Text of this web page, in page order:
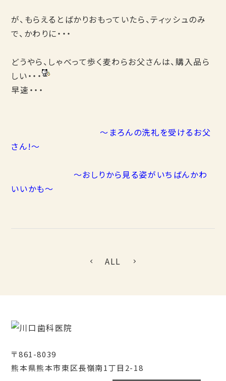
が、もらえるとばかりおもっていたら、ティッシュのみ
で、かわりに・・・
どうやら、しゃべって歩く麦わらお父さんは、購入品ら
しい・・・
早速・・・
～まろんの洗礼を受けるお父
さん!～
～おしりから見る姿がいちばんかわ
いいかも～
ALL
〒861-8039
熊本県熊本市東区長嶺南1丁目2-18